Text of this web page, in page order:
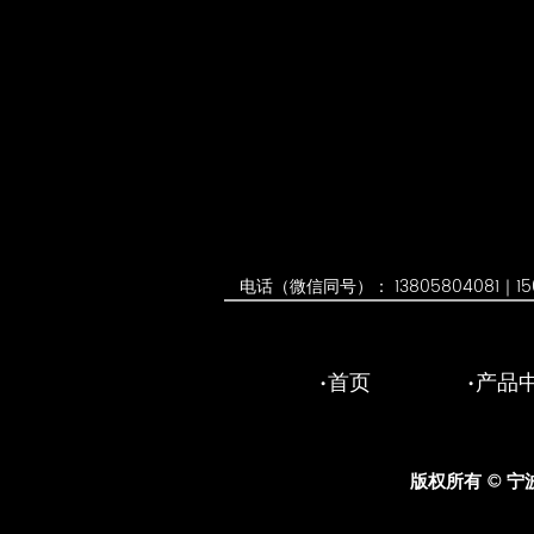
电话（微信同号）： 13805804081｜
首页 产品
版权所有 © 宁